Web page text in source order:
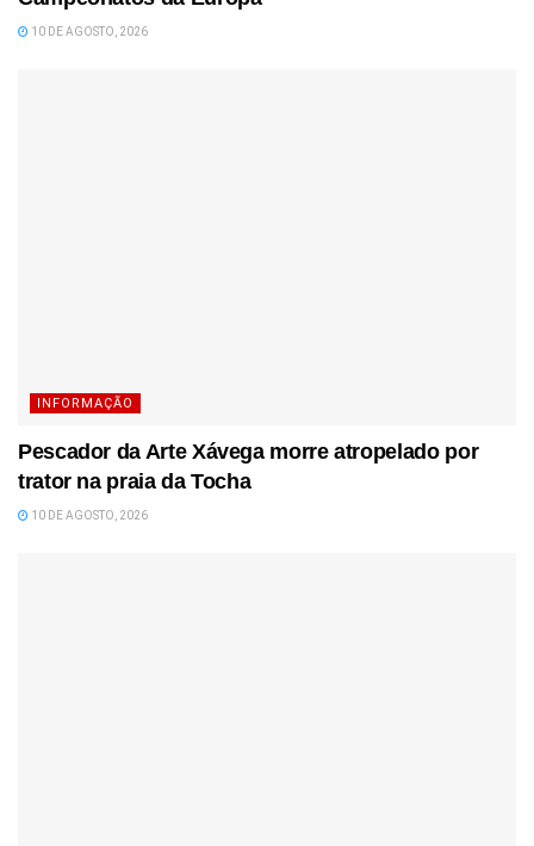
10 DE AGOSTO, 2026
INFORMAÇÃO
Pescador da Arte Xávega morre atropelado por
trator na praia da Tocha
10 DE AGOSTO, 2026